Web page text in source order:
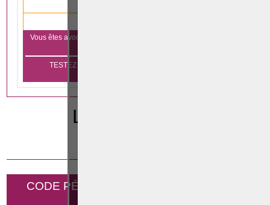
Vous êtes avocat et vous voulez vous aussi apparaître sur notre
TESTEZ GRATUITEMENT PENDANT 1 MOIS SANS
LEGISLATION
CODE PÉNAL - COUPS ET BLESSURES